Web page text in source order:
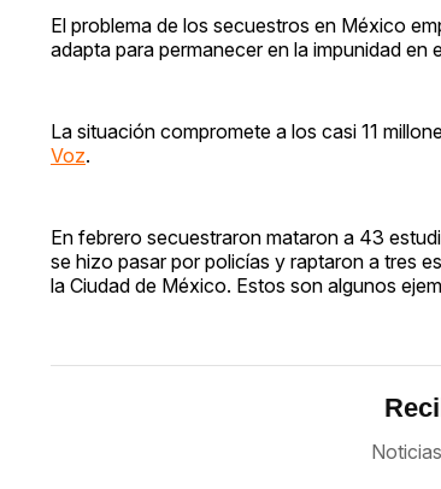
El problema de los secuestros en México
adapta para permanecer en la impunidad en
La situación compromete a los casi 11
Voz.
En febrero secuestraron mataron a 43
se hizo pasar por policías y raptaron a tres
la Ciudad de México. Estos son algunos